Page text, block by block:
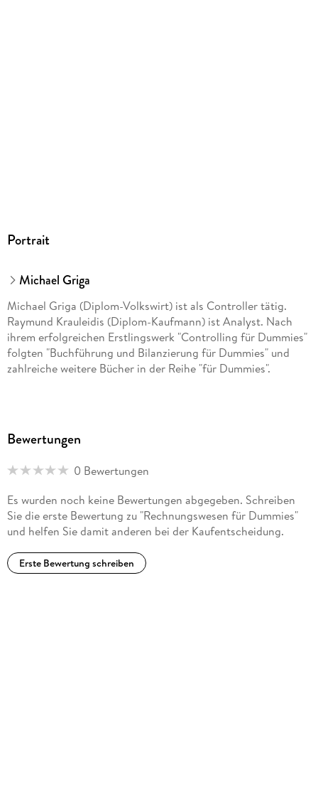
Portrait
Michael Griga
Michael Griga (Diplom-Volkswirt) ist als Controller tätig.
Raymund Krauleidis (Diplom-Kaufmann) ist Analyst. Nach
ihrem erfolgreichen Erstlingswerk "Controlling für Dummies"
folgten "Buchführung und Bilanzierung für Dummies" und
zahlreiche weitere Bücher in der Reihe "für Dummies".
Bewertungen
0 Bewertungen
Es wurden noch keine Bewertungen abgegeben. Schreiben
Sie die erste Bewertung zu "Rechnungswesen für Dummies"
und helfen Sie damit anderen bei der Kaufentscheidung.
Erste Bewertung schreiben